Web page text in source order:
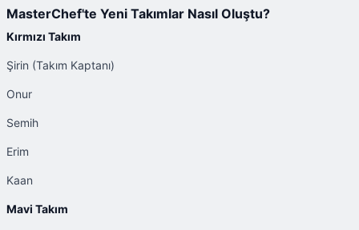
MasterChef'te Yeni Takımlar Nasıl Oluştu?
Kırmızı Takım
Şirin (Takım Kaptanı)
Onur
Semih
Erim
Kaan
Mavi Takım